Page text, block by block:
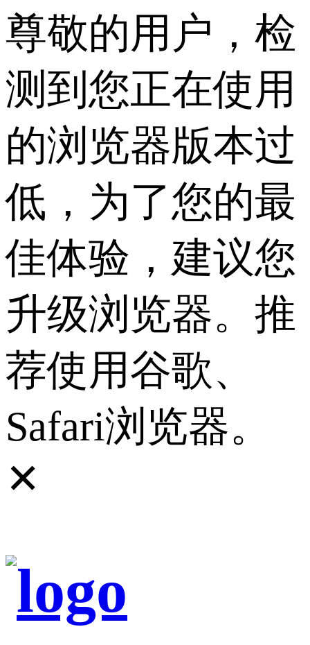
尊敬的用户，检
测到您正在使用
的浏览器版本过
低，为了您的最
佳体验，建议您
升级浏览器。推
荐使用谷歌、
Safari浏览器。
✕